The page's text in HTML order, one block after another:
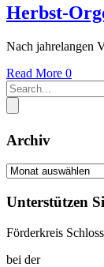
Herbst-
Nach jahrelangen
Read More 0
Archiv
Archiv
Unterstützen
Förderkreis
bei der